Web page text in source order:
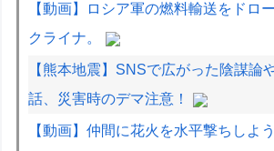
【動画】ロシア軍の燃料輸送をドロ
クライナ。
【熊本地震】SNSで広がった陰謀論
話、災害時のデマ注意！
【動画】仲間に花火を水平撃ちしよ